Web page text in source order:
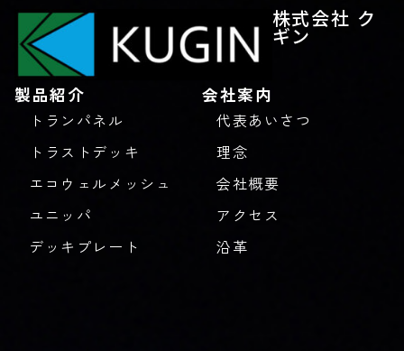
株式会社 ク
ギン
製品紹介
トランパネル
トラストデッキ
エコウェルメッシュ
ユニッパ
デッキプレート
会社案内
代表あいさつ
理念
会社概要
アクセス
沿革